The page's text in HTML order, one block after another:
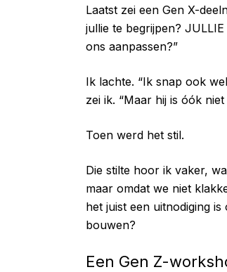
Laatst zei een Gen X-
jullie te begrijpen?
ons aanpassen?”
Ik lachte. “Ik snap ook
zei ik. “Maar hij is óók
Toen werd het stil.
Die stilte hoor ik vaker,
maar omdat we niet
het juist een uitnodiging
bouwen?
Een Gen Z-